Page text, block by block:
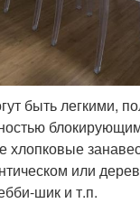
быть легкими,
хлопковые
или
шик и т.п.